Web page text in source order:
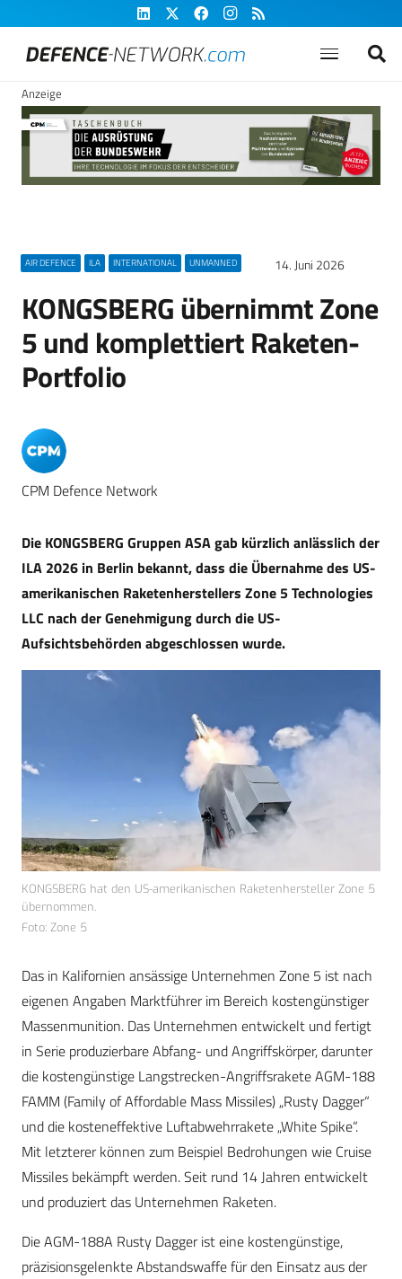
Anzeige
AIR DEFENCE ILA INTERNATIONAL UNMANNED 14. Juni 2026
KONGSBERG übernimmt Zone
5 und komplettiert Raketen-
Portfolio
CPM Defence Network
Die KONGSBERG Gruppen ASA gab kürzlich anlässlich der
ILA 2026 in Berlin bekannt, dass die Übernahme des US-
amerikanischen Raketenherstellers Zone 5 Technologies
LLC nach der Genehmigung durch die US-
Aufsichtsbehörden abgeschlossen wurde.
KONGSBERG hat den US-amerikanischen Raketenhersteller Zone 5
übernommen.
Foto: Zone 5
Das in Kalifornien ansässige Unternehmen Zone 5 ist nach
eigenen Angaben Marktführer im Bereich kostengünstiger
Massenmunition. Das Unternehmen entwickelt und fertigt
in Serie produzierbare Abfang- und Angriffskörper, darunter
die kostengünstige Langstrecken-Angriffsrakete AGM-188
FAMM (Family of Affordable Mass Missiles) „Rusty Dagger“
und die kosteneffektive Luftabwehrrakete „White Spike“.
Mit letzterer können zum Beispiel Bedrohungen wie Cruise
Missiles bekämpft werden. Seit rund 14 Jahren entwickelt
und produziert das Unternehmen Raketen.
Die AGM-188A Rusty Dagger ist eine kostengünstige,
präzisionsgelenkte Abstandswaffe für den Einsatz aus der